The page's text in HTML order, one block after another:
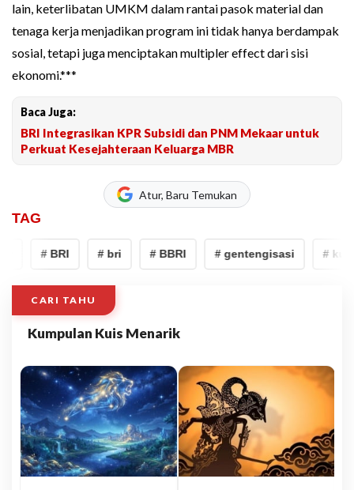
lain, keterlibatan UMKM dalam rantai pasok material dan
tenaga kerja menjadikan program ini tidak hanya berdampak
sosial, tetapi juga menciptakan multipler effect dari sisi
ekonomi.***
Baca Juga:
BRI Integrasikan KPR Subsidi dan PNM Mekaar untuk
Perkuat Kesejahteraan Keluarga MBR
Atur, Baru Temukan
TAG
# BRI # bri # BBRI # gentengisasi # kur
CARI TAHU
Kumpulan Kuis Menarik